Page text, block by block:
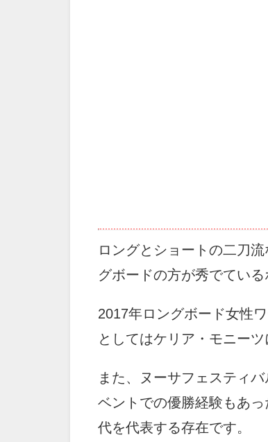
ロングとショートの二刀
グボードの方が秀でている
2017年ロングボード女性
としてはケリア・モニー
また、ヌーサフェスティ
ベントでの優勝経験もあ
代を代表する存在です。